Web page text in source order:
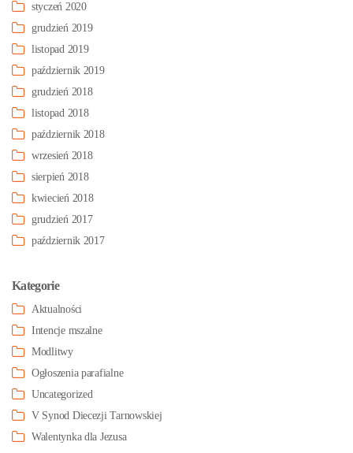
styczeń 2020
grudzień 2019
listopad 2019
październik 2019
grudzień 2018
listopad 2018
październik 2018
wrzesień 2018
sierpień 2018
kwiecień 2018
grudzień 2017
październik 2017
Kategorie
Aktualności
Intencje mszalne
Modlitwy
Ogłoszenia parafialne
Uncategorized
V Synod Diecezji Tarnowskiej
Walentynka dla Jezusa